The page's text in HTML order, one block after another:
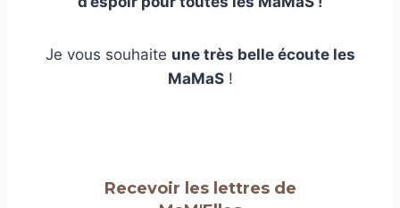
Je vous souhaite une très belle écoute les
MaMaS!
Recevoir les lettres de